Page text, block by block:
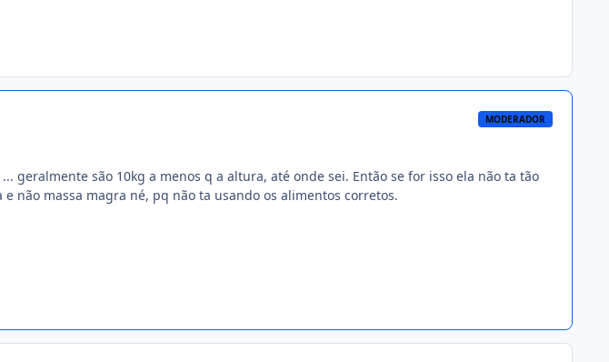
MODERADOR
geralmente são 10kg a menos q a altura, até onde sei. Então se for isso ela não ta tão
não massa magra né, pq não ta usando os alimentos corretos.